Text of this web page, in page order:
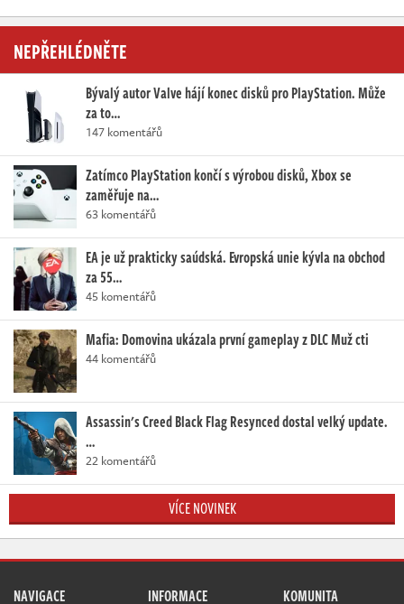
NEPŘEHLÉDNĚTE
Bývalý autor Valve hájí konec disků pro PlayStation. Může
za to…
147 komentářů
Zatímco PlayStation končí s výrobou disků, Xbox se
zaměřuje na…
63 komentářů
EA je už prakticky saúdská. Evropská unie kývla na obchod
za 55…
45 komentářů
Mafia: Domovina ukázala první gameplay z DLC Muž cti
44 komentářů
Assassin's Creed Black Flag Resynced dostal velký update.
…
22 komentářů
VÍCE NOVINEK
NAVIGACE INFORMACE KOMUNITA